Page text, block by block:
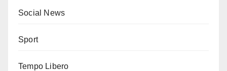
Social News
Sport
Tempo Libero